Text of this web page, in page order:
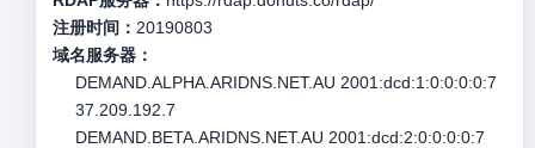
注册时间： 20190803
域名服务器：
DEMAND.ALPHA.ARIDNS.NET.AU 2001:dcd:1:0:0:0:0:7
37.209.192.7
DEMAND.BETA.ARIDNS.NET.AU 2001:dcd:2:0:0:0:0:7